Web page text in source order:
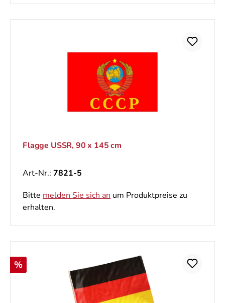
Flagge USSR, 90 x 145 cm
Art-Nr.: 7821-5
Bitte melden Sie sich an um Produktpreise zu
erhalten.
Rabatt
%